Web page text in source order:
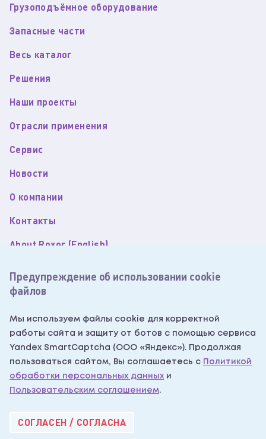
Грузоподъёмное оборудование
Запасные части
Весь каталог
Решения
Наши проекты
Отрасли применения
Сервис
Новости
О компании
Контакты
About Roxor (English)
Политика обработки персональных данных
Согласие на обработку персональных данных
Согласие на получение рекламных рассылок
Написать нам
Roxor Industry 2026®
Designed by Apesong®
Предупреждение об использовании cookie
файлов
Мы используем файлы cookie для корректной
работы сайта и защиту от ботов с помощью сервиса
Yandex SmartCaptcha (ООО «Яндекс»). Продолжая
пользоваться сайтом, Вы соглашаетесь с Политикой
обработки персональных данных и
Пользовательским соглашением.
СОГЛАСЕН / СОГЛАСНА